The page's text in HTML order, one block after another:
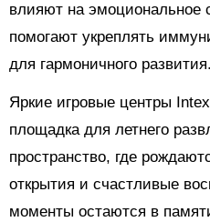
влияют на эмоциональное
помогают укреплять
для гармоничного развития.
Яркие игровые центры
площадка для летнего
пространство, где
открытия и счастливые
моменты остаются в